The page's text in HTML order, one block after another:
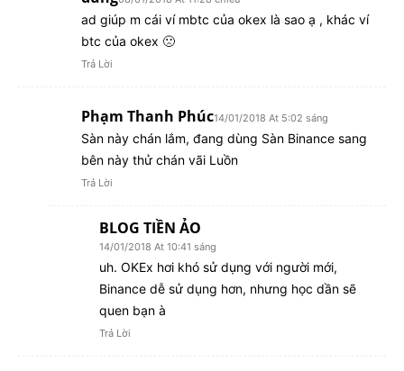
ad giúp m cái ví mbtc của okex là sao ạ , khác ví
btc của okex 🙁
Trả Lời
Phạm Thanh Phúc14/01/2018 At 5:02 sáng
Sàn này chán lắm, đang dùng Sàn Binance sang
bên này thử chán vãi Luồn
Trả Lời
BLOG TIỀN ẢO
14/01/2018 At 10:41 sáng
uh. OKEx hơi khó sử dụng với người mới,
Binance dễ sử dụng hơn, nhưng học dần sẽ
quen bạn à
Trả Lời